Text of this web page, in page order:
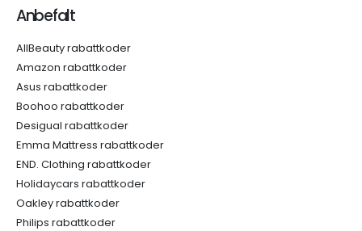
Anbefalt
AllBeauty rabattkoder
Amazon rabattkoder
Asus rabattkoder
Boohoo rabattkoder
Desigual rabattkoder
Emma Mattress rabattkoder
END. Clothing rabattkoder
Holidaycars rabattkoder
Oakley rabattkoder
Philips rabattkoder